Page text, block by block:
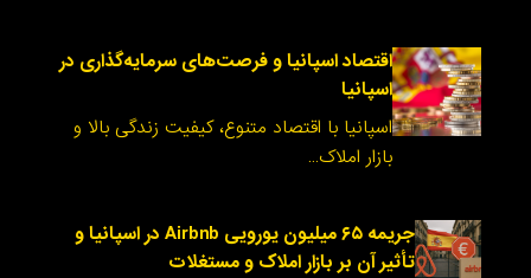
اقتصاد اسپانیا و فرصت‌های سرمایه‌گذاری در
اسپانیا
اسپانیا با اقتصاد متنوع، کیفیت زندگی بالا و
بازار املاک…
جریمه ۶۵ میلیون یورویی Airbnb در اسپانیا و
تأثیر آن بر بازار املاک و مستغلات